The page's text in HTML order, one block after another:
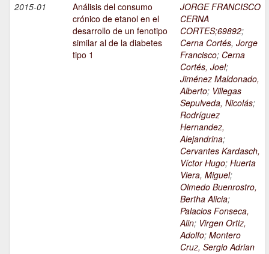
2015-01
Análisis del consumo
crónico de etanol en el
desarrollo de un fenotipo
similar al de la diabetes
tipo 1
JORGE FRANCISCO
CERNA
CORTES;69892;
Cerna Cortés, Jorge
Francisco; Cerna
Cortés, Joel;
Jiménez Maldonado,
Alberto; Villegas
Sepulveda, Nicolás;
Rodríguez
Hernandez,
Alejandrina;
Cervantes Kardasch,
Víctor Hugo; Huerta
Viera, Miguel;
Olmedo Buenrostro,
Bertha Alicia;
Palacios Fonseca,
Alin; Virgen Ortiz,
Adolfo; Montero
Cruz, Sergio Adrian